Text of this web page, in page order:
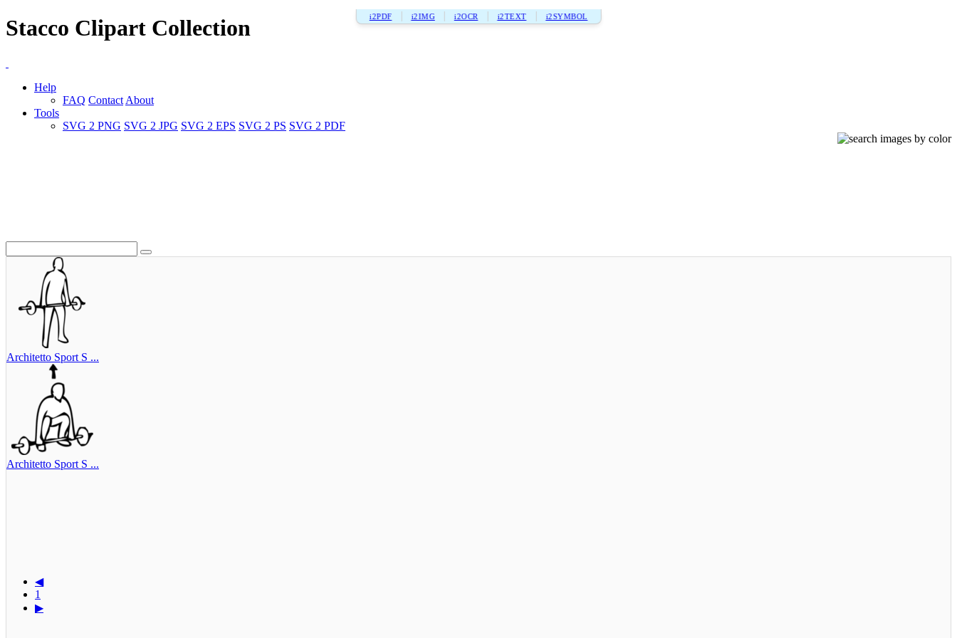
i2PDF i2IMG i2OCR i2TEXT i2SYMBOL
Stacco Clipart Collection
Help
FAQ Contact About
Tools
SVG 2 PNG SVG 2 JPG SVG 2 EPS SVG 2 PS SVG 2 PDF
Architetto Sport S ...
Architetto Sport S ...
◀
1
▶